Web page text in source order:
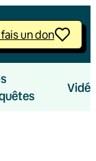
fais un don